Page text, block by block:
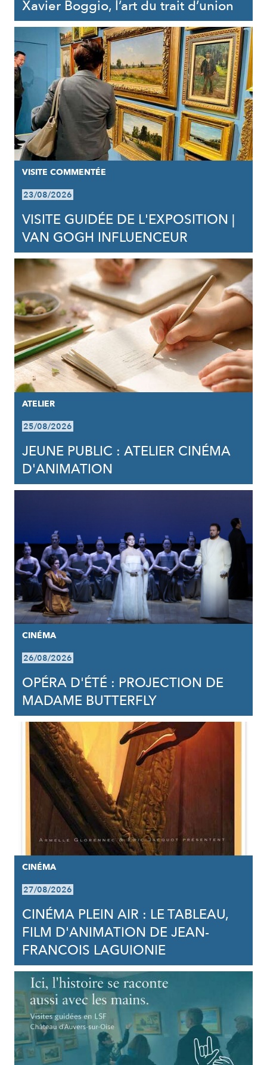
Xavier Boggio, l’art du trait d’union
VISITE COMMENTÉE
23/08/2026
VISITE GUIDÉE DE L'EXPOSITION |
VAN GOGH INFLUENCEUR
ATELIER
25/08/2026
JEUNE PUBLIC : ATELIER CINÉMA
D'ANIMATION
CINÉMA
26/08/2026
OPÉRA D'ÉTÉ : PROJECTION DE
MADAME BUTTERFLY
CINÉMA
27/08/2026
CINÉMA PLEIN AIR : LE TABLEAU,
FILM D'ANIMATION DE JEAN-
FRANCOIS LAGUIONIE